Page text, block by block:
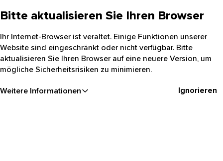
Bitte aktualisieren Sie Ihren Browser
Ihr Internet-Browser ist veraltet. Einige Funktionen unserer
Website sind eingeschränkt oder nicht verfügbar. Bitte
aktualisieren Sie Ihren Browser auf eine neuere Version, um
mögliche Sicherheitsrisiken zu minimieren.
Weitere Informationen Ignorieren